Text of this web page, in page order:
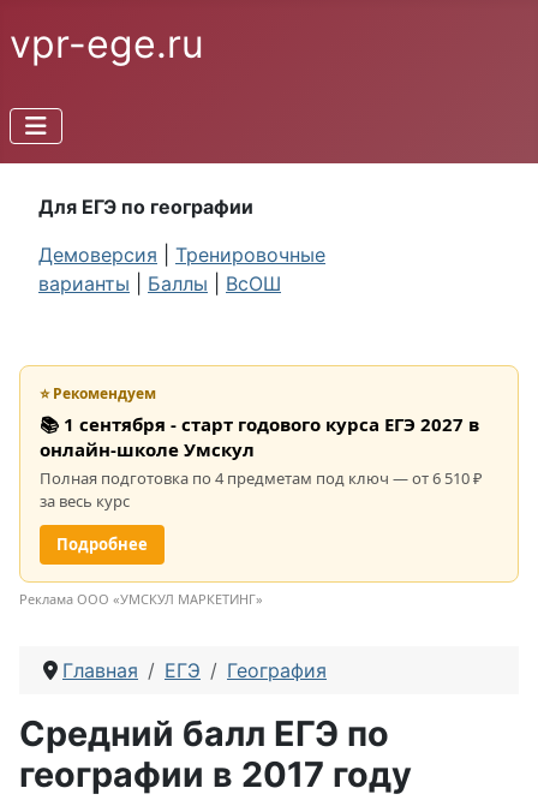
vpr-ege.ru
Для ЕГЭ по географии
Демоверсия
Тренировочные
варианты
Баллы ВсОШ
⭐ Рекомендуем
📚 1 сентября - старт годового курса ЕГЭ 2027 в
онлайн-школе Умскул
Полная подготовка по 4 предметам под ключ — от 6 510 ₽
за весь курс
Подробнее
Реклама ООО «УМСКУЛ МАРКЕТИНГ»
Главная ЕГЭ География
Средний балл ЕГЭ по
географии в 2017 году